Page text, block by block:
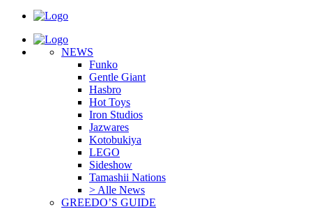
NEWS
Funko
Gentle Giant
Hasbro
Hot Toys
Iron Studios
Jazwares
Kotobukiya
LEGO
Sideshow
Tamashii Nations
> Alle News
GREEDO’S GUIDE